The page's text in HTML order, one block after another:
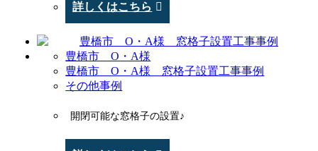
詳しくはこちら
豊橋市 O・A様
豊橋市 O・A様 窓格子設置工事事例
その他事例
開閉可能な窓格子の設置♪